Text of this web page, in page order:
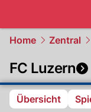
Home Zentral
FC Luzern
Übersicht